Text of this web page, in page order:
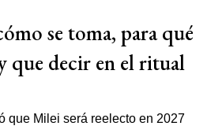
se toma, para qué
que decir en el ritual